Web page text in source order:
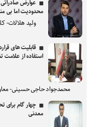
عوارض صادراتی
محدودیت اما بی
ولید هلالات-
قابلیت های
استفاده از علامت
محمدجواد حاجی حسینی-
چهار گام برای
معدنی